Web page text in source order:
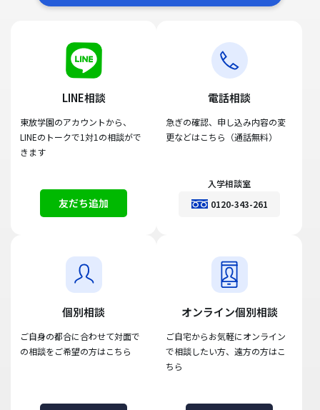
LINE相談
東放学園のアカウントから、
LINEのトークで1対1の相談がで
きます
友だち追加
電話相談
急ぎの確認、申し込み内容の変
更などはこちら（通話無料）
入学相談室
0120-343-261
個別相談
ご自身の都合に合わせて対面で
の相談をご希望の方はこちら
オンライン個別相談
ご自宅からお気軽にオンライン
で相談したい方、遠方の方はこ
ちら